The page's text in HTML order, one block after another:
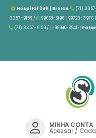
Hospital 24h| Brotas (71)
3357-9159 /
99668-6196 | 99723-3976 |
(71) 3357-9159 /
99940-8945 |
MINHA CONTA
Acessar/